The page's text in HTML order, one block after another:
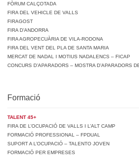
FÒRUM CALÇOTADA
FIRA DEL VEHICLE DE VALLS
FIRAGOST
FIRA D’ANDORRA
FIRA AGROPECUÀRIA DE VILA-RODONA
FIRA DEL VENT DEL PLA DE SANTA MARIA
MERCAT DE NADAL I MOTIUS NADALENCS – FICAP
CONCURS D’APARADORS – MOSTRA D’APARADORS
Formació
TALENT 45+
FIRA DE L’OCUPACIÓ DE VALLS I L’ALT CAMP
FORMACIÓ PROFESSIONAL – FPDUAL
SUPORT A L’OCUPACIÓ – TALENTO JOVEN
FORMACIÓ PER EMPRESES